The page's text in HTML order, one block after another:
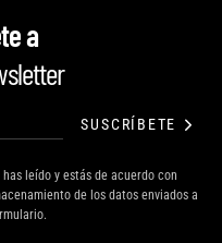
a
SUSCRÍBETE
leído y estás de acuerdo con
de los datos enviados a